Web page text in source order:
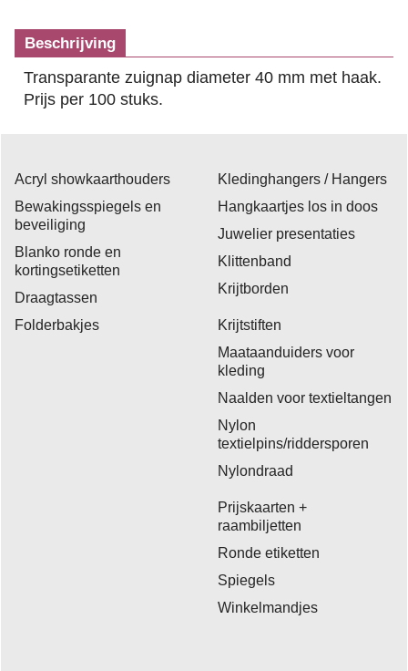
Beschrijving
Transparante zuignap diameter 40 mm met haak.
Prijs per 100 stuks.
Acryl showkaarthouders
Bewakingsspiegels en
beveiliging
Blanko ronde en
kortingsetiketten
Draagtassen
Folderbakjes
Kledinghangers / Hangers
Hangkaartjes los in doos
Juwelier presentaties
Klittenband
Krijtborden
Krijtstiften
Maataanduiders voor
kleding
Naalden voor textieltangen
Nylon
textielpins/riddersporen
Nylondraad
Prijskaarten +
raambiljetten
Ronde etiketten
Spiegels
Winkelmandjes